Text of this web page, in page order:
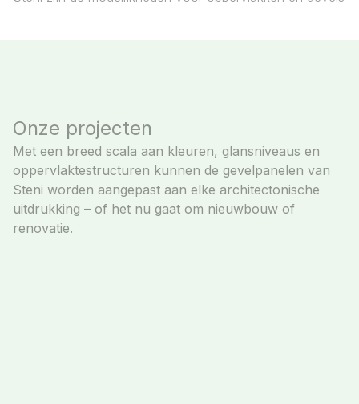
Onze projecten
Met een breed scala aan kleuren, glansniveaus en
oppervlaktestructuren kunnen de gevelpanelen van
Steni worden aangepast aan elke architectonische
uitdrukking – of het nu gaat om nieuwbouw of
renovatie.